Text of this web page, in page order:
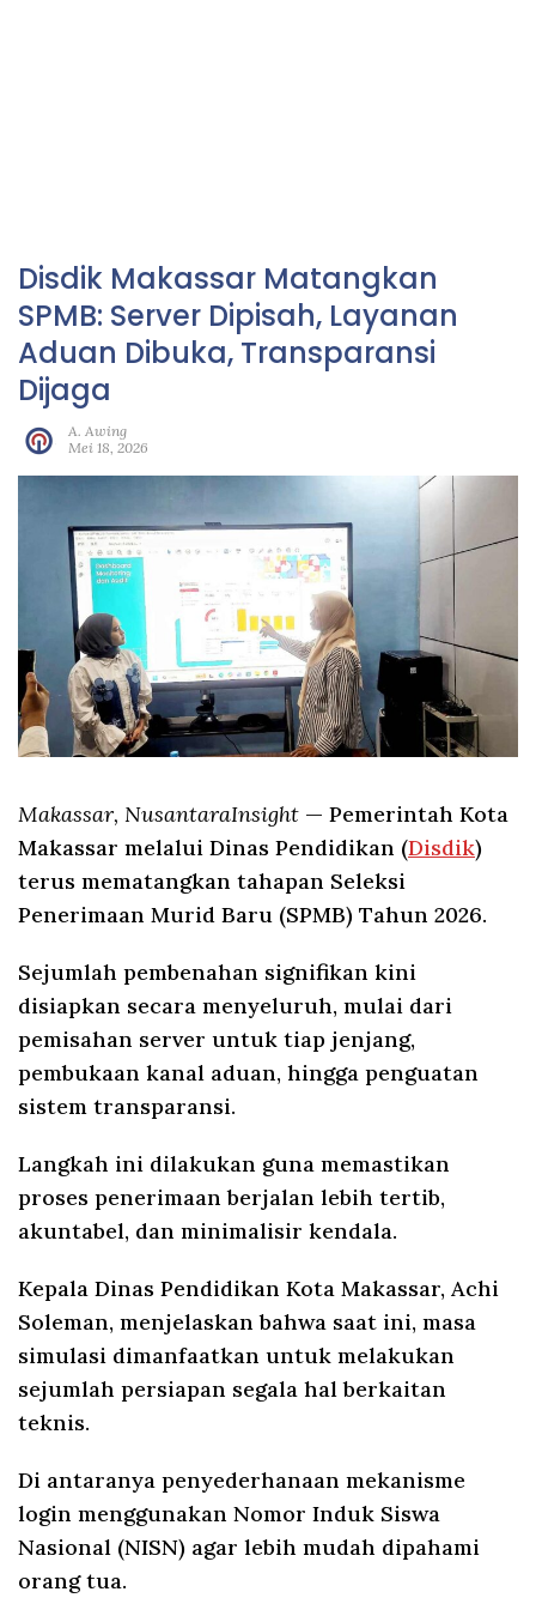
Disdik Makassar Matangkan
SPMB: Server Dipisah, Layanan
Aduan Dibuka, Transparansi
Dijaga
A. Awing
Mei 18, 2026
Makassar, NusantaraInsight — Pemerintah Kota
Makassar melalui Dinas Pendidikan (Disdik)
terus mematangkan tahapan Seleksi
Penerimaan Murid Baru (SPMB) Tahun 2026.
Sejumlah pembenahan signifikan kini
disiapkan secara menyeluruh, mulai dari
pemisahan server untuk tiap jenjang,
pembukaan kanal aduan, hingga penguatan
sistem transparansi.
Langkah ini dilakukan guna memastikan
proses penerimaan berjalan lebih tertib,
akuntabel, dan minimalisir kendala.
Kepala Dinas Pendidikan Kota Makassar, Achi
Soleman, menjelaskan bahwa saat ini, masa
simulasi dimanfaatkan untuk melakukan
sejumlah persiapan segala hal berkaitan
teknis.
Di antaranya penyederhanaan mekanisme
login menggunakan Nomor Induk Siswa
Nasional (NISN) agar lebih mudah dipahami
orang tua.